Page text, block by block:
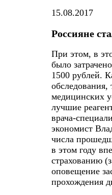
15.08.2017
Россияне
При этом, в
было
1500 рублей.
обследования,
медицинских
лучшие
врача-
экономист
числа
в этом году
страхованию
оповещение
прохождения